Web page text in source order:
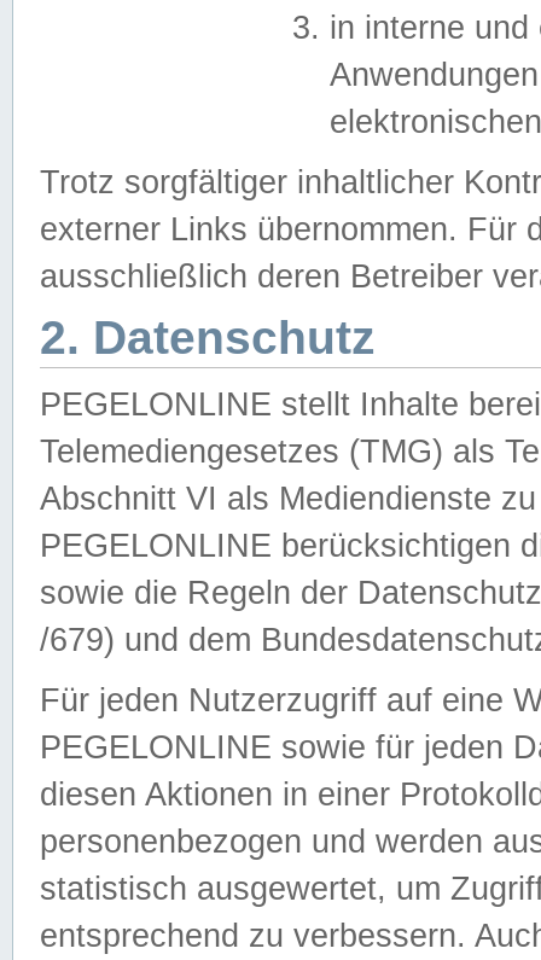
in interne
Trotz sorgfältiger inhaltlicher
externer Links übernommen. Für
ausschließlich deren Betreiber
2. Datenschutz
PEGELONLINE stellt Inhalte
Telemediengesetzes (TMG) als
Abschnitt VI als Mediendienste
PEGELONLINE berücksichtigen
sowie die Regeln der
/679) und dem
Für jeden Nutzerzugriff auf eine
PEGELONLINE sowie für jeden
diesen Aktionen in einer
personenbezogen und werden
statistisch ausgewertet, um
entsprechend zu verbessern.